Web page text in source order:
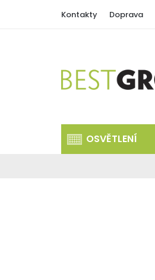
Kontakty Doprava
OSVĚTLENÍ